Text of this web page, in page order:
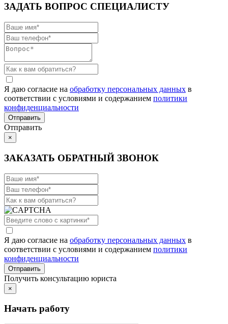
ЗАДАТЬ ВОПРОС СПЕЦИАЛИСТУ
Я даю согласие на обработку персональных данных в
соответствии с условиями и содержанием политики
конфиденциальности
Отправить
×
ЗАКАЗАТЬ ОБРАТНЫЙ ЗВОНОК
Я даю согласие на обработку персональных данных в
соответствии с условиями и содержанием политики
конфиденциальности
Получить консультацию юриста
×
Начать работу